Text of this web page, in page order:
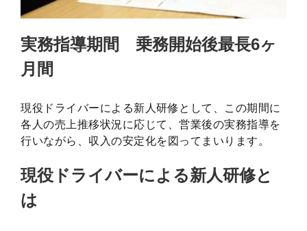
実務指導期間 乗務開始後最長6ヶ
月間
現役ドライバーによる新人研修として、この期間に
各人の売上推移状況に応じて、営業後の実務指導を
行いながら、収入の安定化を図ってまいります。
現役ドライバーによる新人研修と
は